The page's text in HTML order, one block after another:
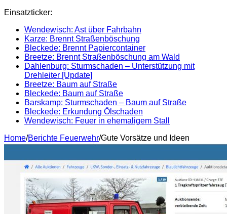
Einsatzticker:
Wendewisch: Ast über Fahrbahn
Karze: Brennt Straßenböschung
Bleckede: Brennt Papiercontainer
Breetze: Brennt Straßenböschung am Wald
Dahlenburg: Sturmschaden – Unterstützung mit
Drehleiter [Update]
Breetze: Baum auf Straße
Bleckede: Baum auf Straße
Barskamp: Sturmschaden – Baum auf Straße
Bleckede: Erkundung Ölschaden
Wendewisch: Feuer in ehemaligem Stall
Home/Berichte Feuerwehr/Gute Vorsätze und Ideen